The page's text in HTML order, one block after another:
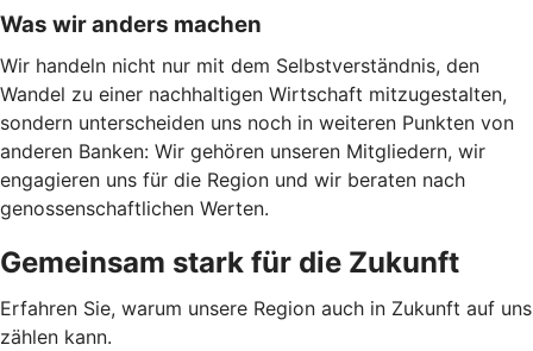
Was wir anders machen
Wir handeln nicht nur mit dem Selbstverständnis, den
Wandel zu einer nachhaltigen Wirtschaft mitzugestalten,
sondern unterscheiden uns noch in weiteren Punkten von
anderen Banken: Wir gehören unseren Mitgliedern, wir
engagieren uns für die Region und wir beraten nach
genossenschaftlichen Werten.
Gemeinsam stark für die Zukunft
Erfahren Sie, warum unsere Region auch in Zukunft auf uns
zählen kann.